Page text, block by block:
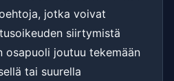
jotka voivat
siirtymistä
osapuoli joutuu tekemään
tai suurella